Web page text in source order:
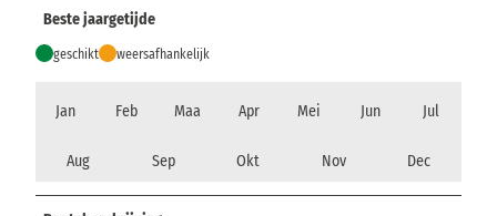
Beste jaargetijde
geschikt weersafhankelijk
Jan Feb Maa Apr Mei Jun Jul
Aug Sep Okt Nov Dec